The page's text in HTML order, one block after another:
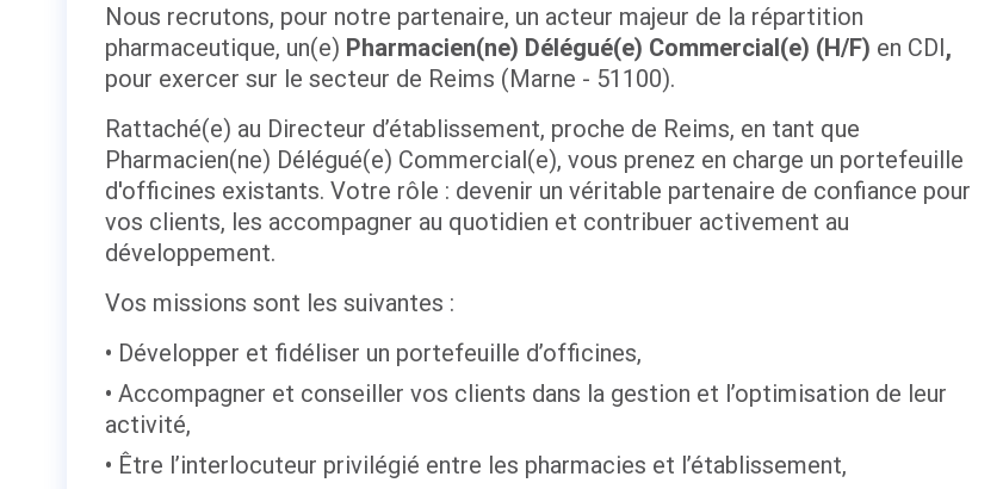
Nous recrutons, pour notre partenaire, un acteur majeur de la répartition
pharmaceutique, un(e) Pharmacien(ne) Délégué(e) Commercial(e) (H/F) en CDI,
pour exercer sur le secteur de Reims (Marne - 51100).
Rattaché(e) au Directeur d’établissement, proche de Reims, en tant que
Pharmacien(ne) Délégué(e) Commercial(e), vous prenez en charge un portefeuille
d'officines existants. Votre rôle : devenir un véritable partenaire de confiance pour
vos clients, les accompagner au quotidien et contribuer activement au
développement.
Vos missions sont les suivantes :
Développer et fidéliser un portefeuille d’officines,
Accompagner et conseiller vos clients dans la gestion et l’optimisation de leur
activité,
Être l’interlocuteur privilégié entre les pharmacies et l’établissement,